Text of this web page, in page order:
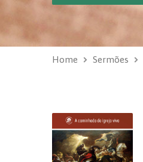
Home Sermões